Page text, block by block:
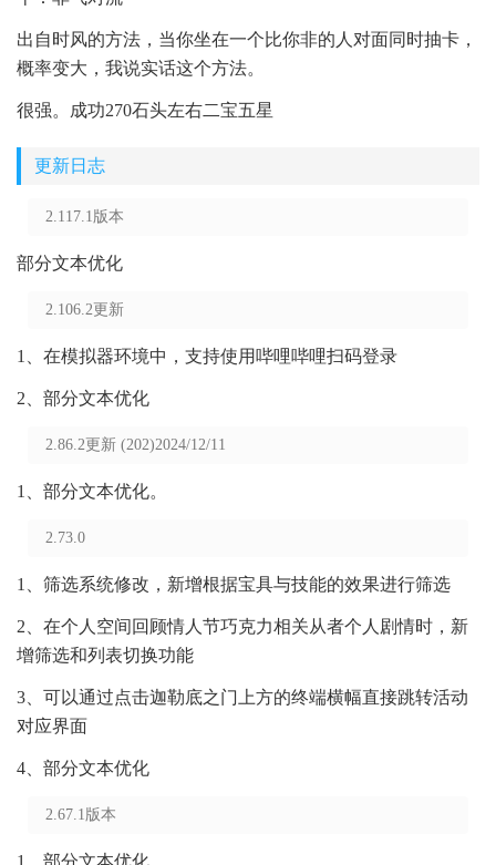
出自时风的方法，当你坐在一个比你非的人对面同时抽卡，
概率变大，我说实话这个方法。
很强。成功270石头左右二宝五星
更新日志
2.117.1版本
部分文本优化
2.106.2更新
1、在模拟器环境中，支持使用哔哩哔哩扫码登录
2、部分文本优化
2.86.2更新 (202)2024/12/11
1、部分文本优化。
2.73.0
1、筛选系统修改，新增根据宝具与技能的效果进行筛选
2、在个人空间回顾情人节巧克力相关从者个人剧情时，新
增筛选和列表切换功能
3、可以通过点击迦勒底之门上方的终端横幅直接跳转活动
对应界面
4、部分文本优化
2.67.1版本
1、部分文本优化